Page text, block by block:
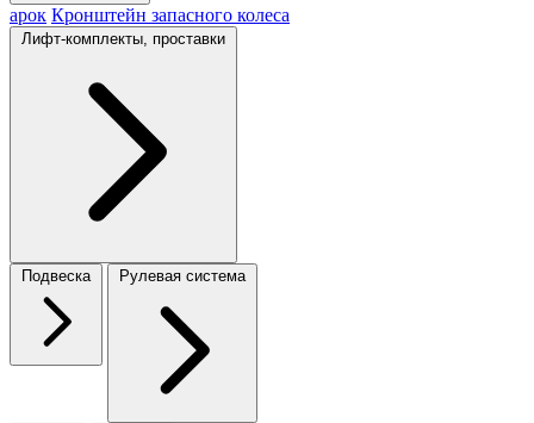
арок Кронштейн запасного колеса
Лифт-комплекты, проставки
Подвеска Рулевая система